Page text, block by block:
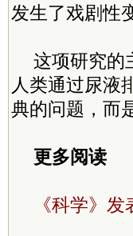
发生了戏剧性
这项研究的
人类通过尿液
典的问题，而
更多阅读
《科学》